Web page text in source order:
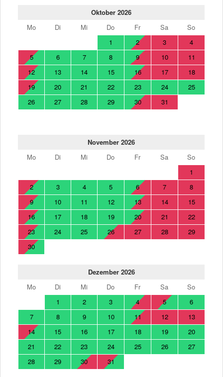
Oktober 2026
Mo
Di Mi Do Fr Sa
So
1
2 3
4
5
6 7 8 9 10
11
12
13 14 15 16 17
18
19
20 21 22 23 24
25
26
27 28 29 30 31
November 2026
Mo
Di Mi Do Fr Sa
So
1
2
3 4 5 6 7
8
9
10 11 12 13 14
15
16
17 18 19 20 21
22
23
24 25 26 27 28
29
30
Dezember 2026
Mo
Di Mi Do Fr Sa
So
1
2 3 4 5
6
7
8 9 10 11 12
13
14
15 16 17 18 19
20
21
22 23 24 25 26
27
28
29 30 31